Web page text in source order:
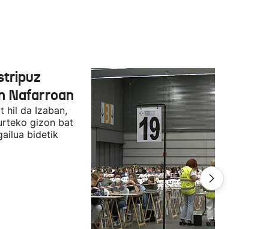
Nafarroan
hil da Izaban,
gizon bat
bidetik